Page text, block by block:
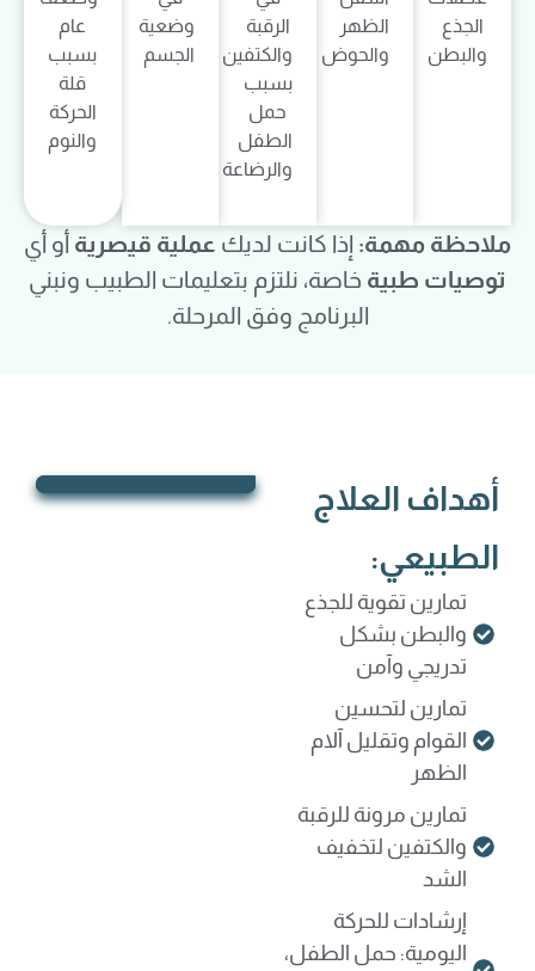
الجذع
والبطن
الظهر
والحوض
الرقبة
والكتفين
بسبب
حمل
الطفل
والرضاعة
وضعية
الجسم
عام
بسبب
قلة
الحركة
والنوم
ملاحظة مهمة: إذا كانت لديك عملية قيصرية أو أي
توصيات طبية خاصة، نلتزم بتعليمات الطبيب ونبني
البرنامج وفق المرحلة.
أهداف العلاج
الطبيعي:
تمارين تقوية للجذع
والبطن بشكل
تدريجي وآمن
تمارين لتحسين
القوام وتقليل آلام
الظهر
تمارين مرونة للرقبة
والكتفين لتخفيف
الشد
إرشادات للحركة
اليومية: حمل الطفل،